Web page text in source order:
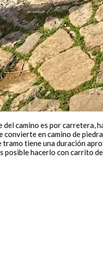
del camino es por carretera,
convierte en camino de
tramo tiene una duración
posible hacerlo con carrito de